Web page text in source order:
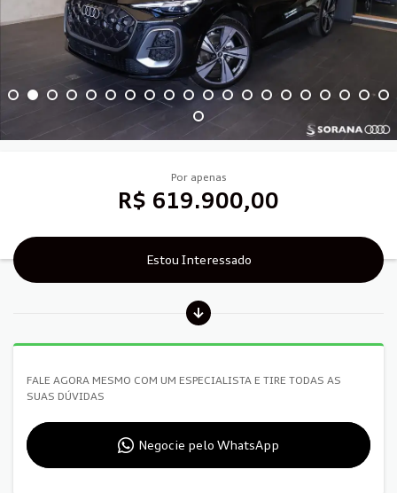
Por apenas
R$ 619.900,00
Estou Interessado
FALE AGORA MESMO COM UM ESPECIALISTA E TIRE TODAS AS
SUAS DÚVIDAS
Negocie pelo WhatsApp